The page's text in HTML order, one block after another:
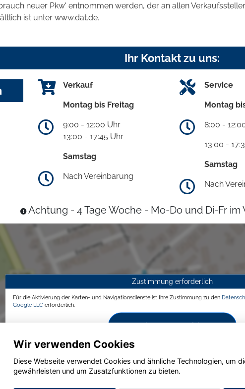
neuer Pkw' entnommen werden, der an allen
ist unter www.dat.de.
Ihr Kontakt zu uns:
Verkauf
Montag bis Freitag
9:00 - 12:00 Uhr
13:00 - 17:45 Uhr
Samstag
Nach Vereinbarung
Service
Montag
8:00 -
13:00 -
Samstag
Nach
Achtung - 4 Tage Woche - Mo-Do und Di-Fr
Zustimmung erforderlich
Für die Aktivierung der Karten- und Navigationsdienste ist Ihre Zustimmung zu den
Google LLC erforderlich.
Zustimmen und aktivieren
Wir verwenden Cookies
Diese Webseite verwendet Cookies und ähnliche Technologien, um
gewährleisten und um Zusatzfunktionen zu bieten.